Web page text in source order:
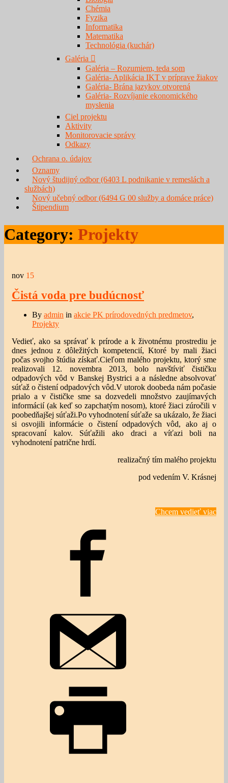
Chémia
Fyzika
Informatika
Matematika
Technológia (kuchár)
Galéria
Galéria – Rozumiem, teda som
Galéria- Aplikácia IKT v príprave žiakov
Galéria- Brána jazykov otvorená
Galéria- Rozvíjanie ekonomického
myslenia
Ciel projektu
Aktivity
Monitorovacie správy
Odkazy
Ochrana o. údajov
Oznamy
Nový študijný odbor (6403 L podnikanie v remeslách a
službách)
Nový učebný odbor (6494 G 00 služby a domáce práce)
Štipendium
Category: Projekty
nov 15
Čistá voda pre budúcnosť
By admin in akcie PK prírodovedných predmetov,
Projekty
Vedieť, ako sa správať k prírode a k životnému prostrediu je
dnes jednou z dôležitých kompetencií, Ktoré by mali žiaci
počas svojho štúdia získať.Cieľom malého projektu, ktorý sme
realizovali 12. novembra 2013, bolo navštíviť čističku
odpadových vôd v Banskej Bystrici a a následne absolvovať
súťaž o čistení odpadových vôd.V utorok doobeda nám počasie
prialo a v čističke sme sa dozvedeli množstvo zaujímavých
informácií (ak keď so zapchatým nosom), ktoré žiaci zúročili v
poobedňajšej súťaži.Po vyhodnotení súťaže sa ukázalo, že žiaci
si osvojili informácie o čistení odpadových vôd, ako aj o
spracovaní kalov. Súťažili ako draci a víťazi boli na
vyhodnotení patrične hrdí.
realizačný tím malého projektu
pod vedením V. Krásnej
Chcem vedieť viac